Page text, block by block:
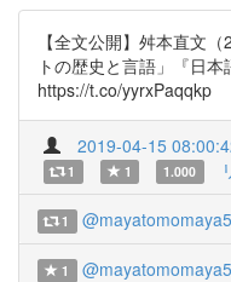
【全文公開】舛本直文
トの歴史と言語」『日
https://t.co/yyrxPaqqkp
2019-04-15
1 1 1.000
1
1